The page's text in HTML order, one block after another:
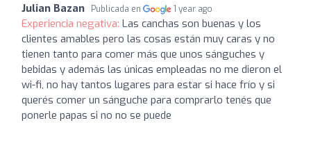
Julian Bazan Publicada en 1 year ago
Experiencia negativa: Las canchas son buenas y los
clientes amables pero las cosas están muy caras y no
tienen tanto para comer más que unos sánguches y
bebidas y además las únicas empleadas no me dieron el
wi-fi, no hay tantos lugares para estar si hace frío y si
querés comer un sánguche para comprarlo tenés que
ponerle papas si no no se puede